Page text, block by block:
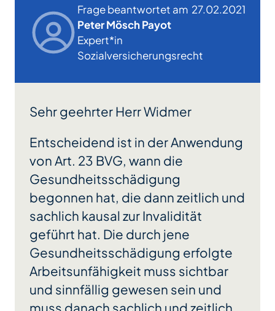
Frage beantwortet am 27.02.2021
Peter Mösch Payot
Expert*in
Sozialversicherungsrecht
Sehr geehrter Herr Widmer
Entscheidend ist in der Anwendung
von Art. 23 BVG, wann die
Gesundheitsschädigung
begonnen hat, die dann zeitlich und
sachlich kausal zur Invalidität
geführt hat. Die durch jene
Gesundheitsschädigung erfolgte
Arbeitsunfähigkeit muss sichtbar
und sinnfällig gewesen sein und